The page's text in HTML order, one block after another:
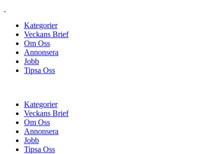
Kategorier
Veckans Brief
Om Oss
Annonsera
Jobb
Tipsa Oss
Kategorier
Veckans Brief
Om Oss
Annonsera
Jobb
Tipsa Oss